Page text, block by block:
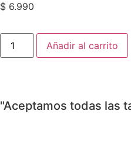
$ 6.990
Añadir al carrito
"Aceptamos todas las